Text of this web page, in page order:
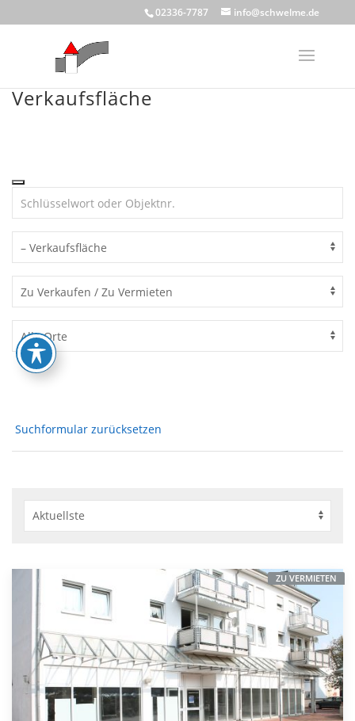
to
02336-7787 info@schwelme.de
Verkaufsfläche
Suchformular zurücksetzen
ZU VERMIETEN